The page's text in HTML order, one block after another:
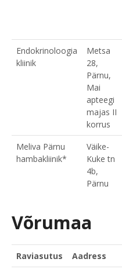
Endokrinoloogia
kliinik
Metsa
28,
Pärnu,
Mai
apteegi
majas II
korrus
Meliva Pärnu
hambakliinik*
Väike-
Kuke tn
4b,
Pärnu
Võrumaa
Raviasutus Aadress